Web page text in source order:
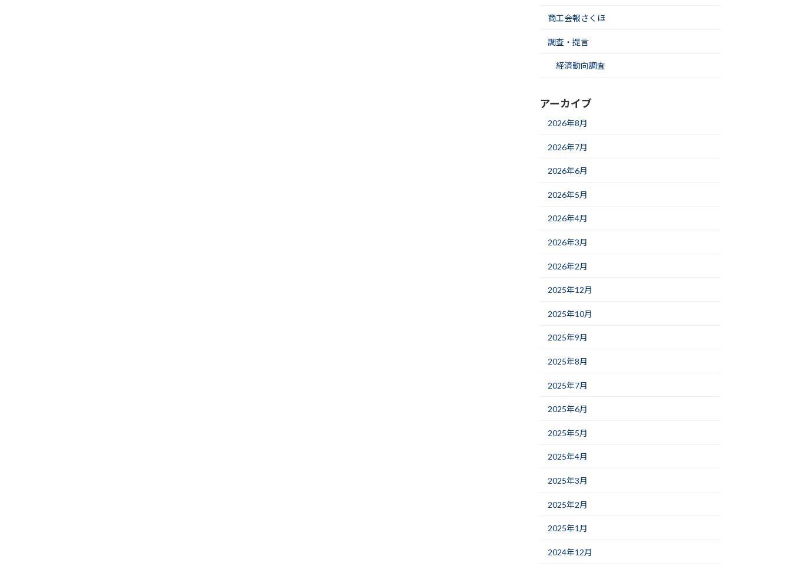
商工会報さくほ
調査・提言
経済動向調査
アーカイブ
2026年8月
2026年7月
2026年6月
2026年5月
2026年4月
2026年3月
2026年2月
2025年12月
2025年10月
2025年9月
2025年8月
2025年7月
2025年6月
2025年5月
2025年4月
2025年3月
2025年2月
2025年1月
2024年12月